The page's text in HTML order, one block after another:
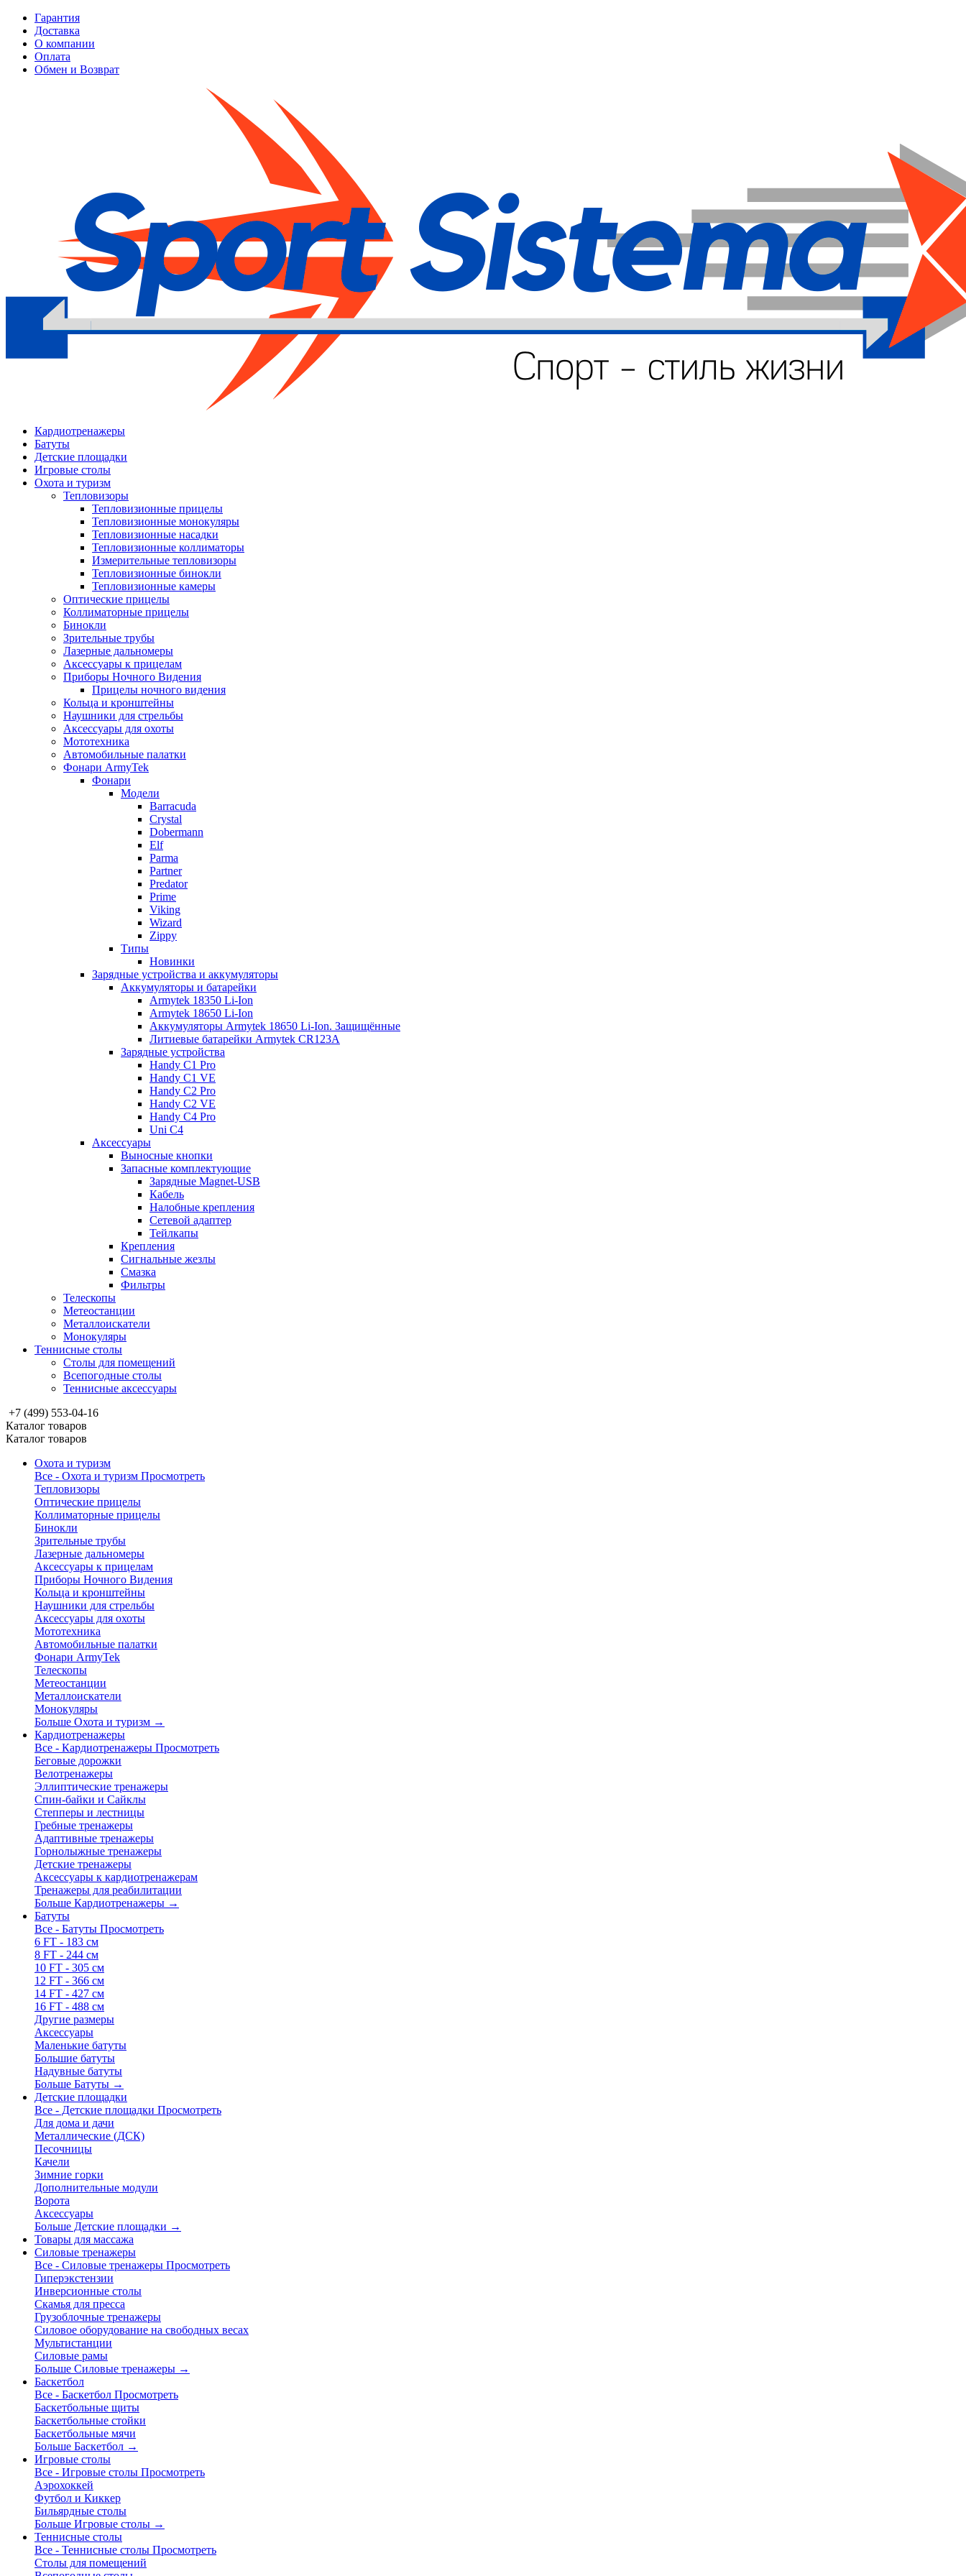
Гарантия
Доставка
О компании
Оплата
Обмен и Возврат
Кардиотренажеры
Батуты
Детские площадки
Игровые столы
Охота и туризм
Тепловизоры
Тепловизионные прицелы
Тепловизионные монокуляры
Тепловизионные насадки
Тепловизионные коллиматоры
Измерительные тепловизоры
Тепловизионные бинокли
Тепловизионные камеры
Оптические прицелы
Коллиматорные прицелы
Бинокли
Зрительные трубы
Лазерные дальномеры
Аксессуары к прицелам
Приборы Ночного Видения
Прицелы ночного видения
Кольца и кронштейны
Наушники для стрельбы
Аксессуары для охоты
Мототехника
Автомобильные палатки
Фонари ArmyTek
Фонари
Модели
Barracuda
Crystal
Dobermann
Elf
Parma
Partner
Predator
Prime
Viking
Wizard
Zippy
Типы
Новинки
Зарядные устройства и аккумуляторы
Аккумуляторы и батарейки
Armytek 18350 Li-Ion
Armytek 18650 Li-Ion
Аккумуляторы Armytek 18650 Li-Ion. Защищённые
Литиевые батарейки Armytek CR123A
Зарядные устройства
Handy C1 Pro
Handy C1 VE
Handy C2 Pro
Handy C2 VE
Handy C4 Pro
Uni C4
Аксессуары
Выносные кнопки
Запасные комплектующие
Зарядные Magnet-USB
Кабель
Налобные крепления
Сетевой адаптер
Тейлкапы
Крепления
Сигнальные жезлы
Смазка
Фильтры
Телескопы
Метеостанции
Металлоискатели
Монокуляры
Теннисные столы
Столы для помещений
Всепогодные столы
Теннисные аксессуары
+7 (499) 553-04-16
Каталог товаров
Каталог товаров
Охота и туризм
Все - Охота и туризм Просмотреть
Тепловизоры
Оптические прицелы
Коллиматорные прицелы
Бинокли
Зрительные трубы
Лазерные дальномеры
Аксессуары к прицелам
Приборы Ночного Видения
Кольца и кронштейны
Наушники для стрельбы
Аксессуары для охоты
Мототехника
Автомобильные палатки
Фонари ArmyTek
Телескопы
Метеостанции
Металлоискатели
Монокуляры
Больше Охота и туризм →
Кардиотренажеры
Все - Кардиотренажеры Просмотреть
Беговые дорожки
Велотренажеры
Эллиптические тренажеры
Спин-байки и Сайклы
Степперы и лестницы
Гребные тренажеры
Адаптивные тренажеры
Горнолыжные тренажеры
Детские тренажеры
Аксессуары к кардиотренажерам
Тренажеры для реабилитации
Больше Кардиотренажеры →
Батуты
Все - Батуты Просмотреть
6 FT - 183 см
8 FT - 244 см
10 FT - 305 см
12 FT - 366 см
14 FT - 427 см
16 FT - 488 см
Другие размеры
Аксессуары
Маленькие батуты
Большие батуты
Надувные батуты
Больше Батуты →
Детские площадки
Все - Детские площадки Просмотреть
Для дома и дачи
Металлические (ДСК)
Песочницы
Качели
Зимние горки
Дополнительные модули
Ворота
Аксессуары
Больше Детские площадки →
Товары для массажа
Силовые тренажеры
Все - Силовые тренажеры Просмотреть
Гиперэкстензии
Инверсионные столы
Скамья для пресса
Грузоблочные тренажеры
Силовое оборудование на свободных весах
Мультистанции
Силовые рамы
Больше Силовые тренажеры →
Баскетбол
Все - Баскетбол Просмотреть
Баскетбольные щиты
Баскетбольные стойки
Баскетбольные мячи
Больше Баскетбол →
Игровые столы
Все - Игровые столы Просмотреть
Аэрохоккей
Футбол и Киккер
Бильярдные столы
Больше Игровые столы →
Теннисные столы
Все - Теннисные столы Просмотреть
Столы для помещений